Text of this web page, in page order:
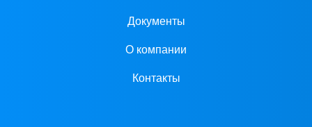
Документы
О компании
Контакты